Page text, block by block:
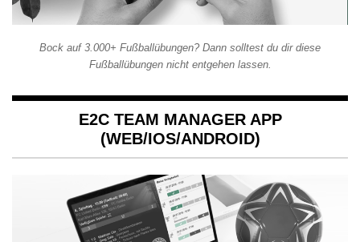
Bock auf 3.000+ Fußballübungen? Dann solltest du dir diese
Fußballübungen nicht entgehen lassen.
E2C TEAM MANAGER APP
(WEB/IOS/ANDROID)